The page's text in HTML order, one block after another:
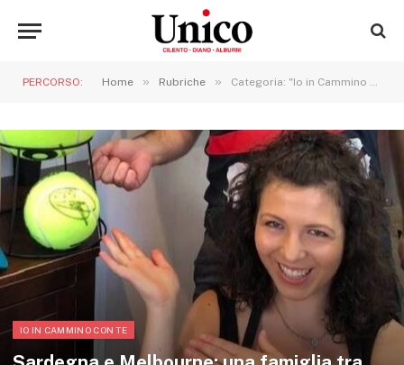
PERCORSO: Home » Rubriche » Categoria: "Io in Cammino con te"
IO IN CAMMINO CON TE